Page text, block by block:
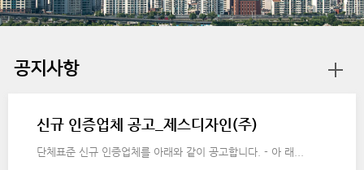
공지사항
신규 인증업체 공고_제스디자인(주)
단체표준 신규 인증업체를 아래와 같이 공고합니다. - 아 래...